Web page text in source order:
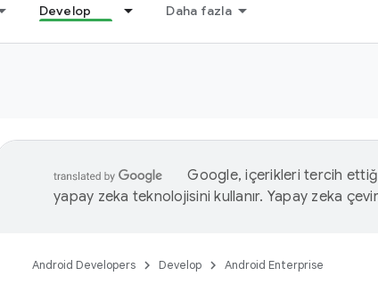
Develop Daha fazla
Google, içerikleri tercih
yapay zeka teknolojisini kullanır. Yapay zeka
Android Developers Develop Android Enterprise